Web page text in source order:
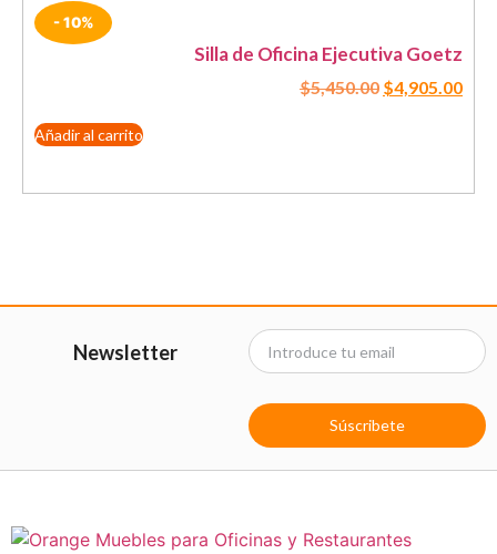
- 10%
Silla de Oficina Ejecutiva Goetz
$5,450.00 $4,905.00
Añadir al carrito
Newsletter
Súscribete